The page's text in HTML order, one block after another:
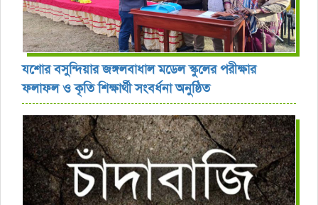
যশোর বসুন্দিয়ার জঙ্গলবাধাল মডেল স্কুলের পরীক্ষার
ফলাফল ও কৃতি শিক্ষার্থী সংবর্ধনা অনুষ্ঠিত